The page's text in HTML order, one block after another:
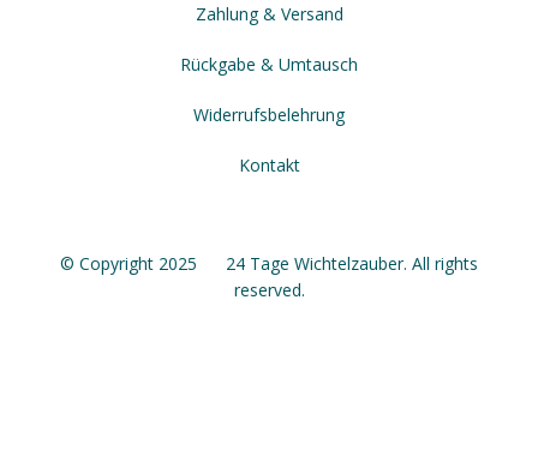
© Copyright 2025 24 Tage Wichtelzauber. All rights
reserved.
Zahlung & Versand
Rückgabe & Umtausch
Widerrufsbelehrung
Kontakt